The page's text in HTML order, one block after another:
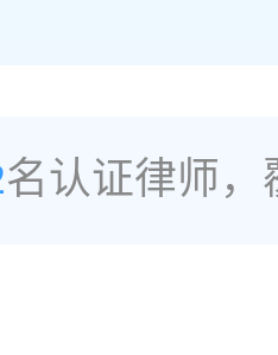
名认证律师，